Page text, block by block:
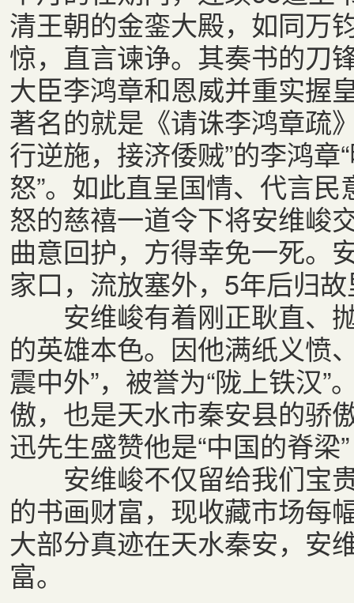
清王朝的金銮大殿，如同万
惊，直言谏诤。其奏书的刀
大臣李鸿章和恩威并重实握
著名的就是《请诛李鸿章疏
行逆施，接济倭贼”的李鸿
怒”。如此直呈国情、代言
怒的慈禧一道令下将安维峻
曲意回护，方得幸免一死。
家口，流放塞外，5年后归
安维峻有着刚正耿直、
的英雄本色。因他满纸义愤
震中外”，被誉为“陇上铁汉
傲，也是天水市秦安县的骄
迅先生盛赞他是“中国的脊梁
安维峻不仅留给我们宝
的书画财富，现收藏市场每
大部分真迹在天水秦安，安
富。